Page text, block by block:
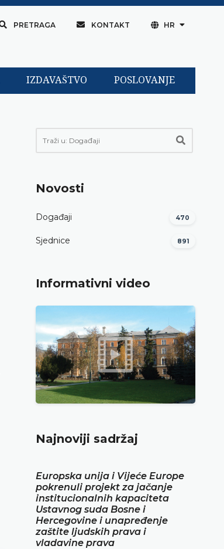
PRETRAGA KONTAKT HR
IZDAVAŠTVO POSLOVANJE
Novosti
Događaji 470
Sjednice 891
Informativni video
Najnoviji sadržaj
Europska unija i Vijeće Europe
pokrenuli projekt za jačanje
institucionalnih kapaciteta
Ustavnog suda Bosne i
Hercegovine i unapređenje
zaštite ljudskih prava i
vladavine prava